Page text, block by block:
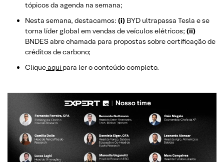
tópicos da agenda na semana;
Nesta semana, destacamos: (i) BYD ultrapassa Tesla e se
torna líder global em vendas de veículos elétricos; (ii)
BNDES abre chamada para propostas sobre certificação de
créditos de carbono;
Cliqueaqui para ler o conteúdo completo.